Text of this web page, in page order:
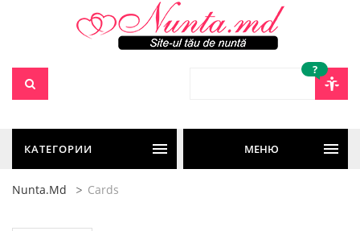
?
КАТЕГОРИИ МЕНЮ
Nunta.md Cards